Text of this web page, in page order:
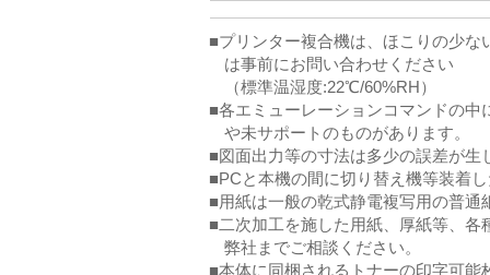
■プリンター複合機は、ほこりの少
は事前にお問い合わせください
（標準温湿度:22℃/60%RH）
■各エミューレーションコマンドの
や未サポートのものがあります。
■図面出力等の寸法は多少の誤差が生
■PCと本機の間に切り替え機等装着
■用紙は一般の乾式静電複写用の普通
■二次加工を施した用紙、厚紙等、
弊社までご相談ください。
■本体に同梱されるトナーの印字可能